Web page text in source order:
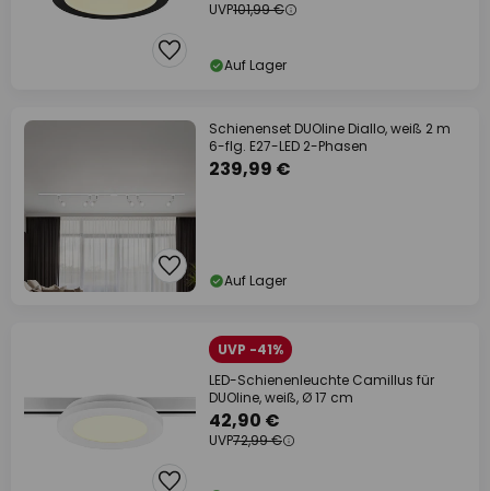
UVP101,99 €
Auf Lager
Schienenset DUOline Diallo, weiß 2 m
6-flg. E27-LED 2-Phasen
239,99 €
Auf Lager
UVP -41%
LED-Schienenleuchte Camillus für
DUOline, weiß, Ø 17 cm
42,90 €
UVP72,99 €